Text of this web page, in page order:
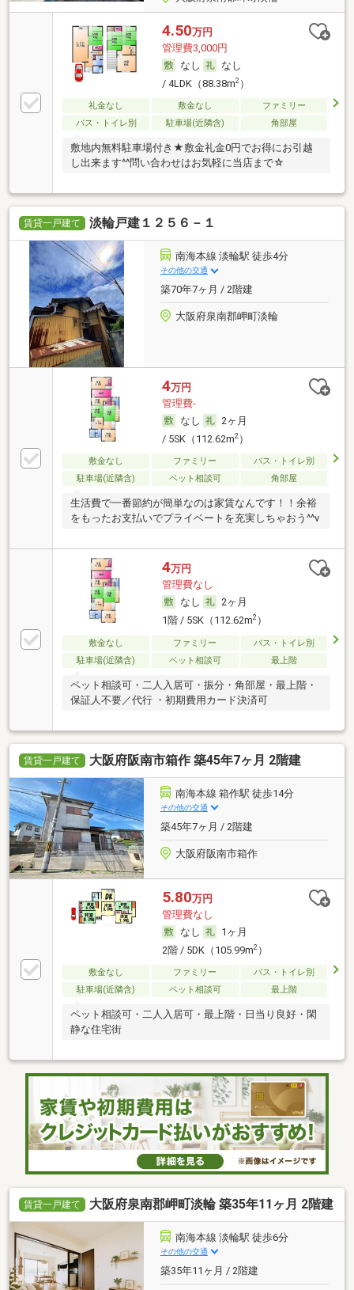
4.50万円
管理費3,000円
なし
なし
/ 4LDK（88.38m2）
礼金なし 敷金なし
ファミリー
バス・トイレ別
駐車場(近隣含) 角部屋
敷地内無料駐車場付き★敷金礼金0円でお得にお引越
し出来ます^^問い合わせはお気軽に当店まで☆
賃貸一戸建て 淡輪戸建１２５６－１
南海本線 淡輪駅 徒歩4分
その他の交通
築70年7ヶ月 / 2階建
大阪府泉南郡岬町淡輪
4万円
管理費-
なし
2ヶ月
/ 5SK（112.62m2）
敷金なし ファミリー
バス・トイレ別
駐車場(近隣含)
ペット相談可 角部屋
生活費で一番節約が簡単なのは家賃なんです！！余裕
をもったお支払いでプライベートを充実しちゃおう^^v
4万円
管理費なし
なし
2ヶ月
1階 / 5SK（112.62m2）
敷金なし ファミリー
バス・トイレ別
駐車場(近隣含)
ペット相談可 最上階
ペット相談可・二人入居可・振分・角部屋・最上階・
保証人不要／代行 ・初期費用カード決済可
賃貸一戸建て 大阪府阪南市箱作 築45年7ヶ月 2階建
南海本線 箱作駅 徒歩14分
その他の交通
築45年7ヶ月 / 2階建
大阪府阪南市箱作
5.80万円
管理費なし
なし
1ヶ月
2階 / 5DK（105.99m2）
敷金なし ファミリー
バス・トイレ別
駐車場(近隣含)
ペット相談可 最上階
ペット相談可・二人入居可・最上階・日当り良好・閑
静な住宅街
賃貸一戸建て 大阪府泉南郡岬町淡輪 築35年11ヶ月 2階建
南海本線 淡輪駅 徒歩6分
その他の交通
築35年11ヶ月 / 2階建